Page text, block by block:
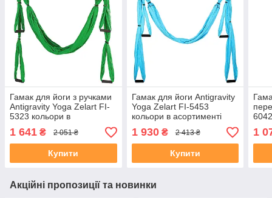
Гамак для йоги з ручками
Antigravity Yoga Zelart FI-
5323 кольори в
асортименті
1 641 ₴ 2 051 ₴
Купити
Гамак для йоги Antigravity
Yoga Zelart FI-5453
кольори в асортименті
1 930₴ 2 413 ₴
Купити
1
Акційні пропозиції та новинки